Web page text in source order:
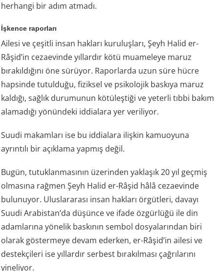
herhangi bir adım atmadı.
İşkence raporları
Ailesi ve çeşitli insan hakları kuruluşları, Şeyh Halid er-
Râşid’in cezaevinde yıllardır kötü muameleye maruz
bırakıldığını öne sürüyor. Raporlarda uzun süre hücre
hapsinde tutulduğu, fiziksel ve psikolojik baskıya maruz
kaldığı, sağlık durumunun kötüleştiği ve yeterli tıbbi bakım
alamadığı yönündeki iddialara yer veriliyor.
Suudi makamları ise bu iddialara ilişkin kamuoyuna
ayrıntılı bir açıklama yapmış değil.
Bugün, tutuklanmasının üzerinden yaklaşık 20 yıl geçmiş
olmasına rağmen Şeyh Halid er-Râşid hâlâ cezaevinde
bulunuyor. Uluslararası insan hakları örgütleri, davayı
Suudi Arabistan’da düşünce ve ifade özgürlüğü ile din
adamlarına yönelik baskının sembol dosyalarından biri
olarak göstermeye devam ederken, er-Râşid’in ailesi ve
destekçileri ise yıllardır serbest bırakılması çağrılarını
yineliyor.